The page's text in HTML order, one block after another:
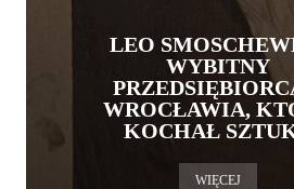
LEO
WYBITNY
WROCŁAWIA,
KOCHAŁ
WIĘCEJ